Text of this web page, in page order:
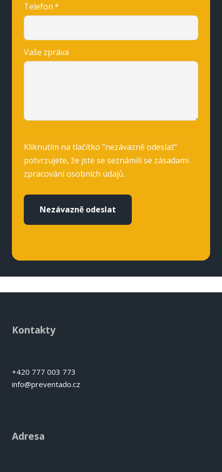
Telefon*
Vaše zpráva
Kliknutím na tlačítko "nezávazně odeslat"
potvrzujete, že jste se seznámili se zásadami
zpracování osobních údajů.
Nezávazně odeslat
Kontakty
+420 777 003 773
info@preventado.cz
Adresa